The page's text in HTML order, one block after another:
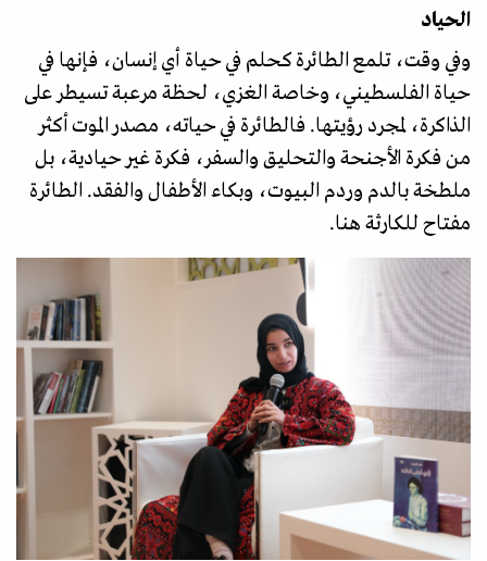
الحياد
وفي وقت، تلمع الطائرة كحلم في حياة أي إنسان، فإنها في
حياة الفلسطيني، وخاصة الغزي، لحظة مرعبة تسيطر على
الذاكرة، لمجرد رؤيتها. فالطائرة في حياته، مصدر الموت أكثر
من فكرة الأجنحة والتحليق والسفر، فكرة غير حيادية، بل
ملطخة بالدم وردم البيوت، وبكاء الأطفال والفقد. الطائرة
مفتاح للكارثة هنا.